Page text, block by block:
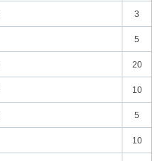
3
5
20
10
5
10